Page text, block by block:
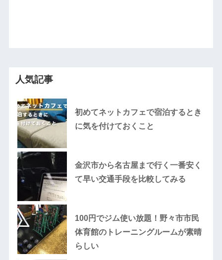
人気記事
初めてネットカフェで宿泊するとき
に気を付けておくこと
金沢市から名古屋まで行く一番安く
て早い交通手段を比較してみる
100円でジム使い放題！野々市市民
体育館のトレーニングルームが素晴
らしい